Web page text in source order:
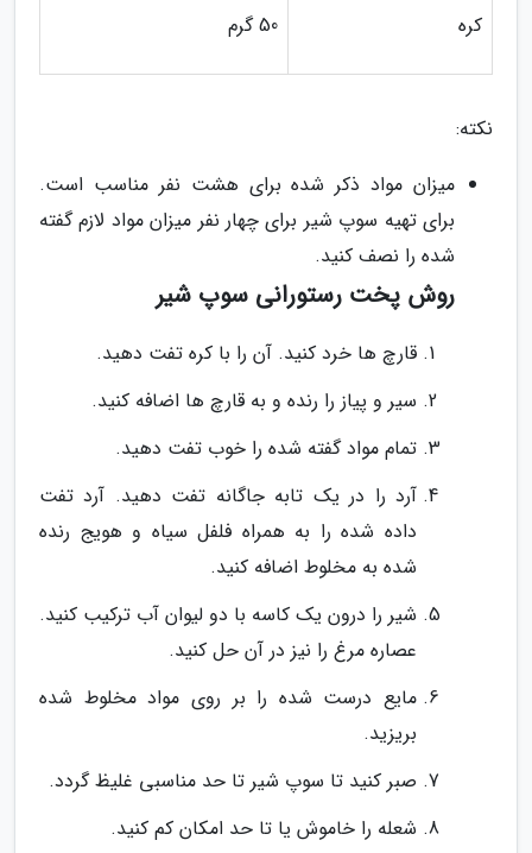
کره 50 گرم
نکته:
میزان مواد ذکر شده برای هشت نفر مناسب است.
برای تهیه سوپ شیر برای چهار نفر میزان مواد لازم گفته
شده را نصف کنید.
روش پخت رستورانی سوپ شیر
قارچ ها خرد کنید. آن را با کره تفت دهید.
سیر و پیاز را رنده و به قارچ ها اضافه کنید.
تمام مواد گفته شده را خوب تفت دهید.
آرد را در یک تابه جاگانه تفت دهید. آرد تفت
داده شده را به همراه فلفل سیاه و هویج رنده
شده به مخلوط اضافه کنید.
شیر را درون یک کاسه با دو لیوان آب ترکیب کنید.
عصاره مرغ را نیز در آن حل کنید.
مایع درست شده را بر روی مواد مخلوط شده
بریزید.
صبر کنید تا سوپ شیر تا حد مناسبی غلیظ گردد.
شعله را خاموش یا تا حد امکان کم کنید.